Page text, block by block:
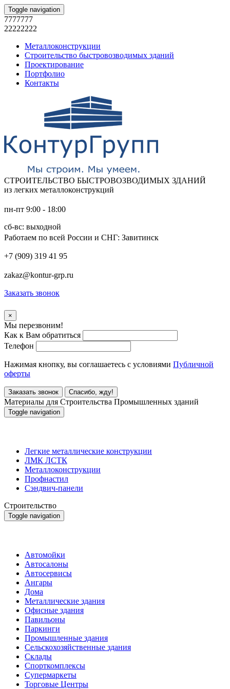
Toggle navigation
7777777
22222222
Металлоконструкции
Строительство быстровозводимых зданий
Проектирование
Портфолио
Контакты
СТРОИТЕЛЬСТВО БЫСТРОВОЗВОДИМЫХ ЗДАНИЙ
из легких металлоконструкций
пн-пт 9:00 - 18:00
сб-вс: выходной
Работаем по всей России и СНГ: Завитинск
+7 (909) 319 41 95
zakaz@kontur-grp.ru
Заказать звонок
×
Мы перезвоним!
Как к Вам обратиться
Телефон
Нажимая кнопку, вы соглашаетесь с условиями Публичной
оферты
Заказать звонок Спасибо, жду!
Материалы для Строительства Промышленных зданий
Toggle navigation
Легкие металлические конструкции
ЛМК ЛСТК
Металлоконструкции
Профнастил
Сэндвич-панели
Строительство
Toggle navigation
Автомойки
Автосалоны
Автосервисы
Ангары
Дома
Металлические здания
Офисные здания
Павильоны
Паркинги
Промышленные здания
Сельскохозяйственные здания
Склады
Спорткомплексы
Супермаркеты
Торговые Центры